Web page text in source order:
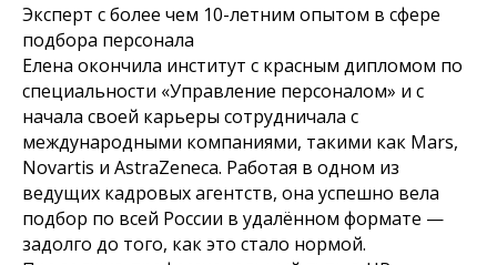
Эксперт с более чем 10-летним опытом в сфере
подбора персонала
Елена окончила институт с красным дипломом по
специальности «Управление персоналом» и с
начала своей карьеры сотрудничала с
международными компаниями, такими как Mars,
Novartis и AstraZeneca. Работая в одном из
ведущих кадровых агентств, она успешно вела
подбор по всей России в удалённом формате —
задолго до того, как это стало нормой.